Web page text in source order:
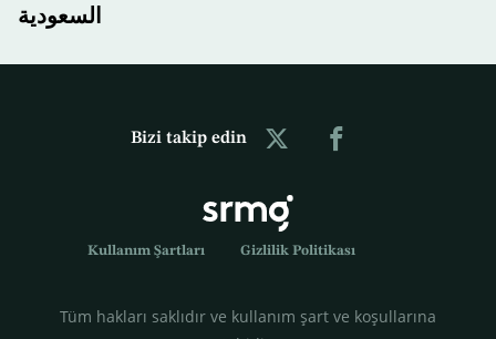
atlaالسعودية
Bizi takip edin
Kullanım Şartları Gizlilik Politikası
Tüm hakları saklıdır ve kullanım şart ve koşullarına